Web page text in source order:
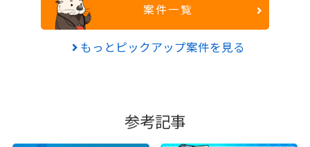
案件一覧
もっとピックアップ案件を見る
参考記事